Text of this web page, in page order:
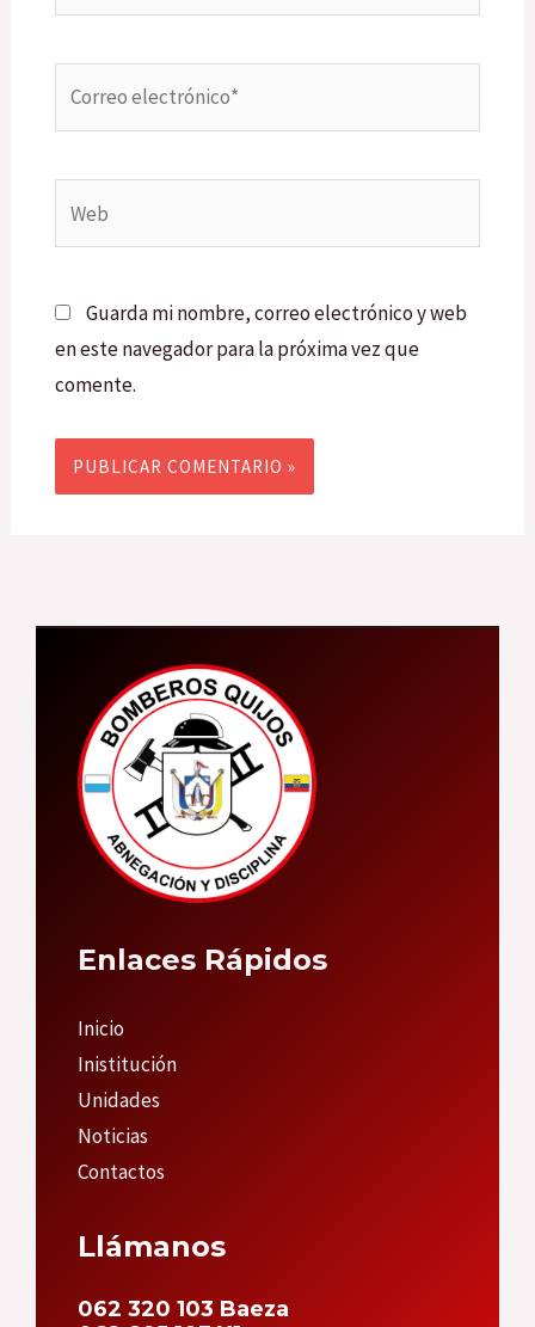
Guarda mi nombre, correo electrónico y web
en este navegador para la próxima vez que
comente.
Enlaces Rápidos
Inicio
Inistitución
Unidades
Noticias
Contactos
Llámanos
062 320 103 Baeza